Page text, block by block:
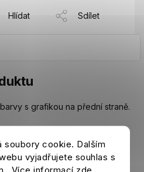
soubory cookie. Dalším
vyjadřujete souhlas s
Více informací zde.
Hlídat Sdílet
s grafikou na přední straně.